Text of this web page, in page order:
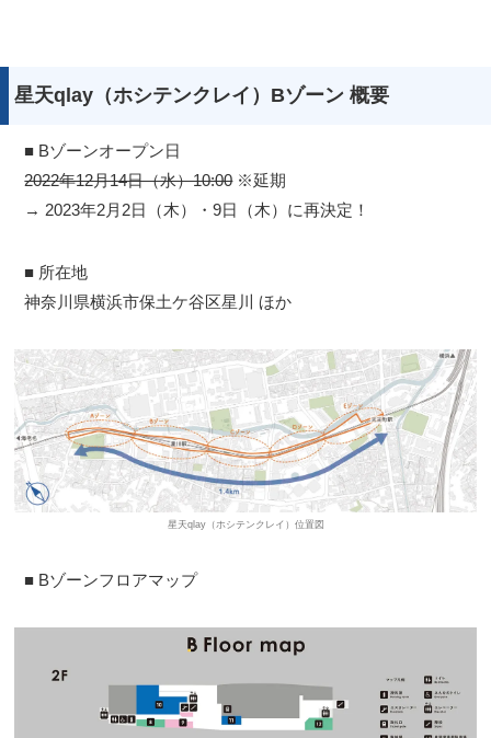
星天qlay（ホシテンクレイ）Bゾーン 概要
■ Bゾーンオープン日
2022年12月14日（水）10:00※延期
→ 2023年2月2日（木）・9日（木）に再決定！
■ 所在地
神奈川県横浜市保土ケ谷区星川 ほか
星天qlay（ホシテンクレイ）位置図
■ Bゾーンフロアマップ